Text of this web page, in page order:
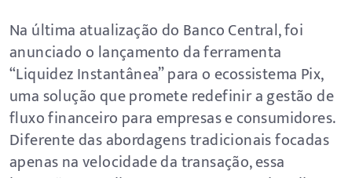
Na última atualização do Banco Central, foi
anunciado o lançamento da ferramenta
“Liquidez Instantânea” para o ecossistema Pix,
uma solução que promete redefinir a gestão de
fluxo financeiro para empresas e consumidores.
Diferente das abordagens tradicionais focadas
apenas na velocidade da transação, essa